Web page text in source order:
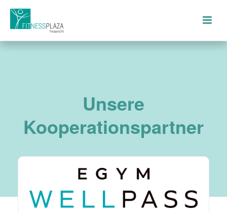
Unsere
Kooperationspartner